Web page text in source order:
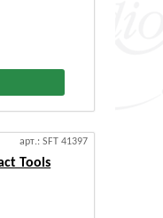
арт.: SFT 41397
Tools